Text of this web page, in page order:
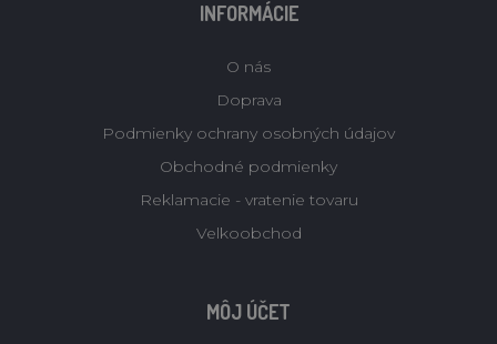
INFORMÁCIE
O nás
Doprava
Podmienky ochrany osobných údajov
Obchodné podmienky
Reklamacie - vratenie tovaru
Velkoobchod
MÔJ ÚČET